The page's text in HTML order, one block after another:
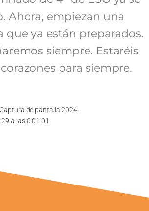
Ahora, empiezan una
que ya están preparados.
siempre. Estaréis
para siempre.